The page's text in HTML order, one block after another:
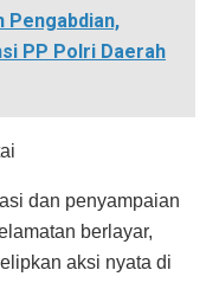
Pengabdian,
PP Polri Daerah
dan penyampaian
berlayar,
aksi nyata di